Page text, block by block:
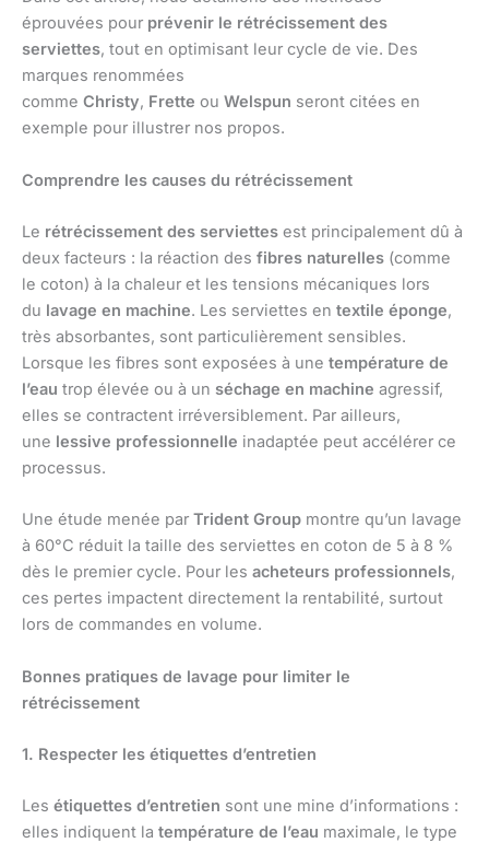
éprouvées pour prévenir le rétrécissement des
serviettes, tout en optimisant leur cycle de vie. Des
marques renommées
comme Christy, Frette ou Welspun seront citées en
exemple pour illustrer nos propos.
Comprendre les causes du rétrécissement
Le rétrécissement des serviettes est principalement dû à
deux facteurs : la réaction des fibres naturelles (comme
le coton) à la chaleur et les tensions mécaniques lors
du lavage en machine. Les serviettes en textile éponge,
très absorbantes, sont particulièrement sensibles.
Lorsque les fibres sont exposées à une température de
l’eau trop élevée ou à un séchage en machine agressif,
elles se contractent irréversiblement. Par ailleurs,
une lessive professionnelle inadaptée peut accélérer ce
processus.
Une étude menée par Trident Group montre qu’un lavage
à 60°C réduit la taille des serviettes en coton de 5 à 8 %
dès le premier cycle. Pour les acheteurs professionnels,
ces pertes impactent directement la rentabilité, surtout
lors de commandes en volume.
Bonnes pratiques de lavage pour limiter le
rétrécissement
1. Respecter les étiquettes d’entretien
Les étiquettes d’entretien sont une mine d’informations :
elles indiquent la température de l’eau maximale, le type